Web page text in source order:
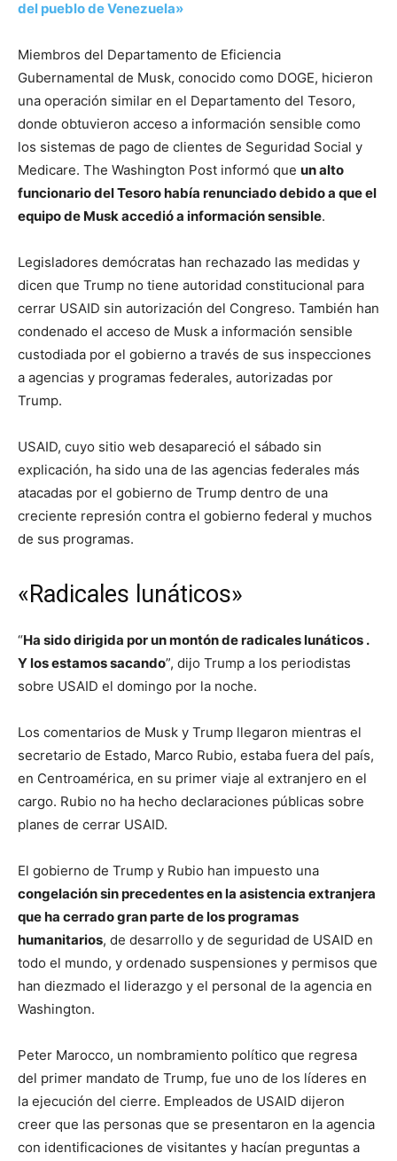
del pueblo de Venezuela»
Miembros del Departamento de Eficiencia
Gubernamental de Musk, conocido como DOGE, hicieron
una operación similar en el Departamento del Tesoro,
donde obtuvieron acceso a información sensible como
los sistemas de pago de clientes de Seguridad Social y
Medicare. The Washington Post informó que un alto
funcionario del Tesoro había renunciado debido a que el
equipo de Musk accedió a información sensible.
Legisladores demócratas han rechazado las medidas y
dicen que Trump no tiene autoridad constitucional para
cerrar USAID sin autorización del Congreso. También han
condenado el acceso de Musk a información sensible
custodiada por el gobierno a través de sus inspecciones
a agencias y programas federales, autorizadas por
Trump.
USAID, cuyo sitio web desapareció el sábado sin
explicación, ha sido una de las agencias federales más
atacadas por el gobierno de Trump dentro de una
creciente represión contra el gobierno federal y muchos
de sus programas.
«Radicales lunáticos»
“Ha sido dirigida por un montón de radicales lunáticos .
Y los estamos sacando”, dijo Trump a los periodistas
sobre USAID el domingo por la noche.
Los comentarios de Musk y Trump llegaron mientras el
secretario de Estado, Marco Rubio, estaba fuera del país,
en Centroamérica, en su primer viaje al extranjero en el
cargo. Rubio no ha hecho declaraciones públicas sobre
planes de cerrar USAID.
El gobierno de Trump y Rubio han impuesto una
congelación sin precedentes en la asistencia extranjera
que ha cerrado gran parte de los programas
humanitarios, de desarrollo y de seguridad de USAID en
todo el mundo, y ordenado suspensiones y permisos que
han diezmado el liderazgo y el personal de la agencia en
Washington.
Peter Marocco, un nombramiento político que regresa
del primer mandato de Trump, fue uno de los líderes en
la ejecución del cierre. Empleados de USAID dijeron
creer que las personas que se presentaron en la agencia
con identificaciones de visitantes y hacían preguntas a